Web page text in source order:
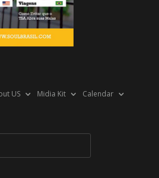
US Midia Kit Calendar